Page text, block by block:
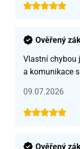
Ověřený
Vlastní chybou
a komunikace
09.07.2026
Ověřený